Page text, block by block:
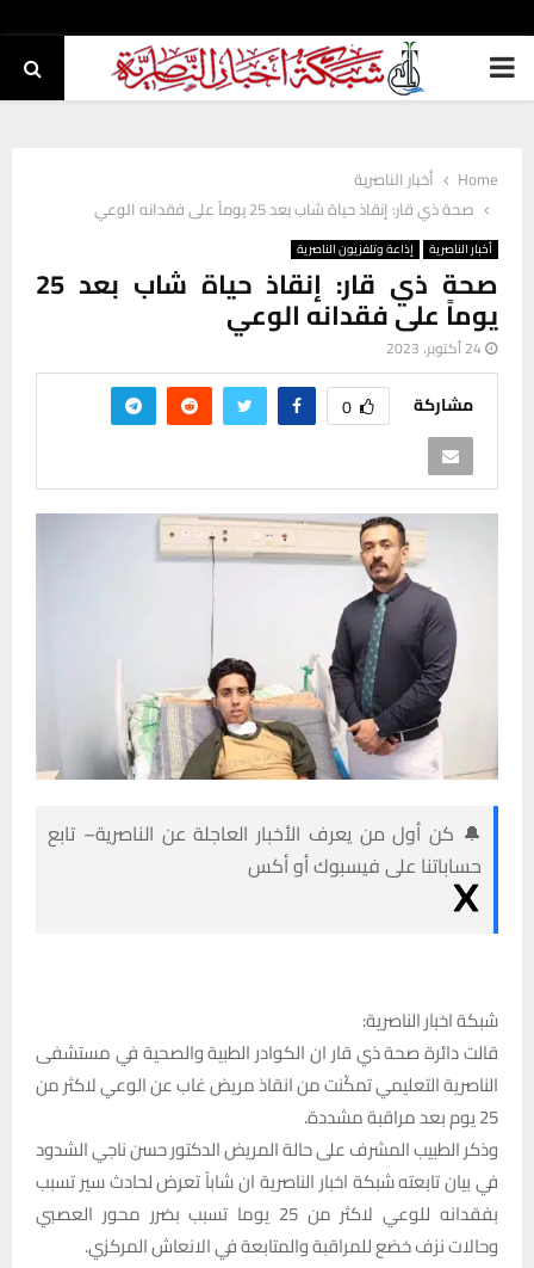
PRIMARY
Home
أخبار الناصرية
صحة ذي قار: إنقاذ حياة شاب بعد 25 يوماً على فقدانه الوعي
أخبار الناصرية إذاعة وتلفزيون الناصرية
صحة ذي قار: إنقاذ حياة شاب بعد 25
يوماً على فقدانه الوعي
24 أكتوبر، 2023
مشاركة 0
🔔 كن أول من يعرف الأخبار العاجلة عن الناصرية– تابع
حساباتنا على فيسبوك أو أكس
شبكة اخبار الناصرية:
قالت دائرة صحة ذي قار ان الكوادر الطبية والصحية في مستشفى
الناصرية التعليمي تمكّنت من انقاذ مريض غاب عن الوعي لاكثر من
25 يوم بعد مراقبة مشددة.
وذكر الطبيب المشرف على حالة المريض الدكتور حسن ناجي الشدود
في بيان تابعته شبكة اخبار الناصرية ان شاباً تعرض لحادث سير تسبب
بفقدانه للوعي لاكثر من 25 يوما تسبب بضرر محور العصبي
وحالات نزف خضع للمراقبة والمتابعة في الانعاش المركزي.